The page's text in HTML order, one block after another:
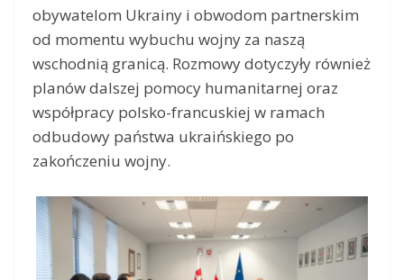
obywatelom Ukrainy i obwodom partnerskim
od momentu wybuchu wojny za naszą
wschodnią granicą. Rozmowy dotyczyły również
planów dalszej pomocy humanitarnej oraz
współpracy polsko-francuskiej w ramach
odbudowy państwa ukraińskiego po
zakończeniu wojny.